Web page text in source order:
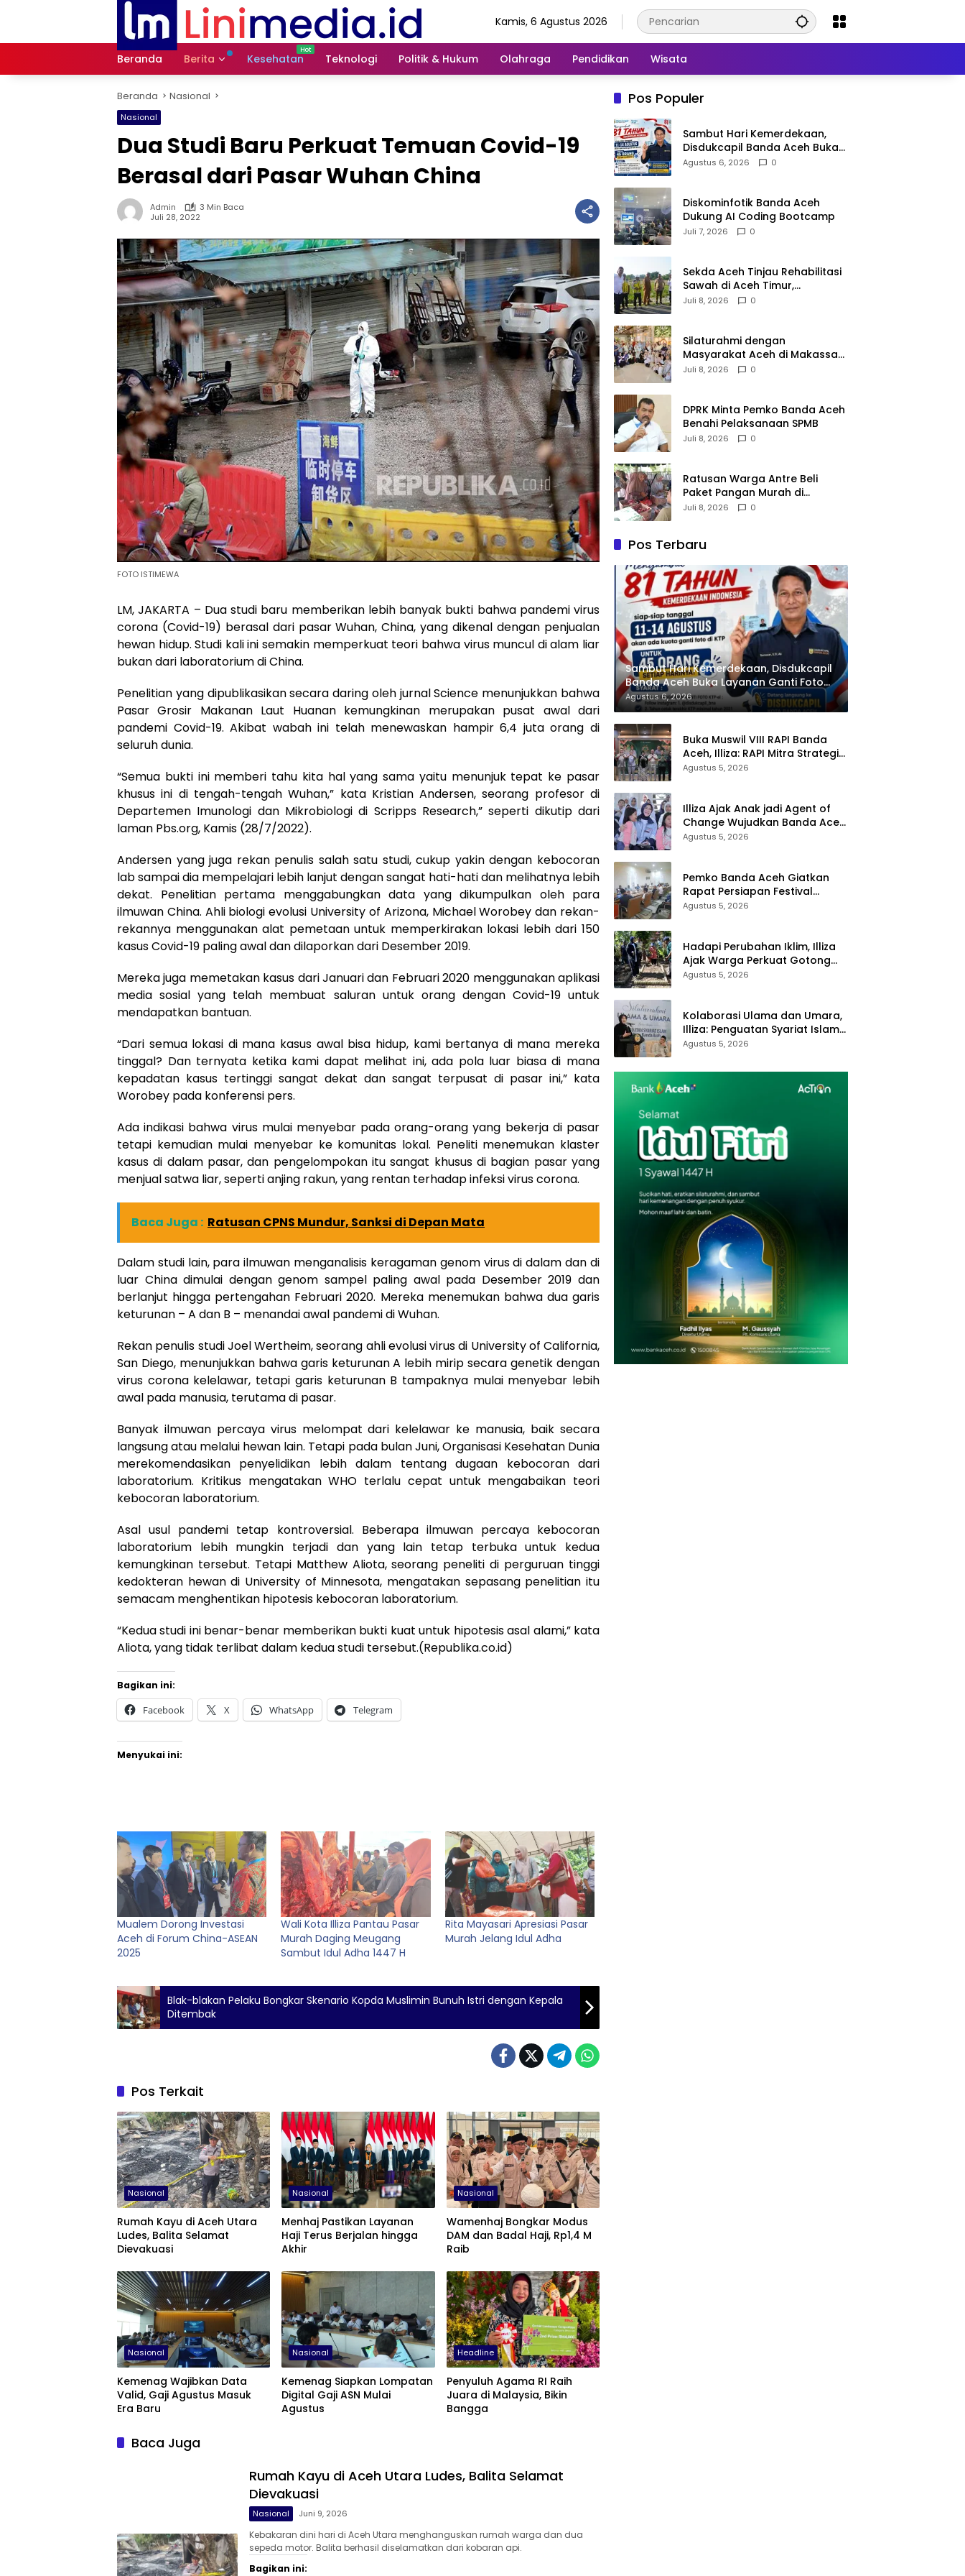
Kamis, 6 Agustus 2026
Beranda Berita Kesehatan Teknologi Politik & Hukum Olahraga Pendidikan Wisata
Beranda Nasional
Nasional
Dua Studi Baru Perkuat Temuan Covid-19
Berasal dari Pasar Wuhan China
Admin
3 Min Baca
Juli 28, 2022
FOTO ISTIMEWA
LM, JAKARTA – Dua studi baru memberikan lebih banyak bukti bahwa pandemi virus
corona (Covid-19) berasal dari pasar Wuhan, China, yang dikenal dengan penjualan
hewan hidup. Studi kali ini semakin memperkuat teori bahwa virus muncul di alam liar
bukan dari laboratorium di China.
Penelitian yang dipublikasikan secara daring oleh jurnal Science menunjukkan bahwa
Pasar Grosir Makanan Laut Huanan kemungkinan merupakan pusat awal dari
pandemi Covid-19. Akibat wabah ini telah menewaskan hampir 6,4 juta orang di
seluruh dunia.
“Semua bukti ini memberi tahu kita hal yang sama yaitu menunjuk tepat ke pasar
khusus ini di tengah-tengah Wuhan,” kata Kristian Andersen, seorang profesor di
Departemen Imunologi dan Mikrobiologi di Scripps Research,” seperti dikutip dari
laman Pbs.org, Kamis (28/7/2022).
Andersen yang juga rekan penulis salah satu studi, cukup yakin dengan kebocoran
lab sampai dia mempelajari lebih lanjut dengan sangat hati-hati dan melihatnya lebih
dekat. Penelitian pertama menggabungkan data yang dikumpulkan oleh para
ilmuwan China. Ahli biologi evolusi University of Arizona, Michael Worobey dan rekan-
rekannya menggunakan alat pemetaan untuk memperkirakan lokasi lebih dari 150
kasus Covid-19 paling awal dan dilaporkan dari Desember 2019.
Mereka juga memetakan kasus dari Januari dan Februari 2020 menggunakan aplikasi
media sosial yang telah membuat saluran untuk orang dengan Covid-19 untuk
mendapatkan bantuan.
“Dari semua lokasi di mana kasus awal bisa hidup, kami bertanya di mana mereka
tinggal? Dan ternyata ketika kami dapat melihat ini, ada pola luar biasa di mana
kepadatan kasus tertinggi sangat dekat dan sangat terpusat di pasar ini,” kata
Worobey pada konferensi pers.
Ada indikasi bahwa virus mulai menyebar pada orang-orang yang bekerja di pasar
tetapi kemudian mulai menyebar ke komunitas lokal. Peneliti menemukan klaster
kasus di dalam pasar, dan pengelompokan itu sangat khusus di bagian pasar yang
menjual satwa liar, seperti anjing rakun, yang rentan terhadap infeksi virus corona.
Baca Juga : Ratusan CPNS Mundur, Sanksi di Depan Mata
Dalam studi lain, para ilmuwan menganalisis keragaman genom virus di dalam dan di
luar China dimulai dengan genom sampel paling awal pada Desember 2019 dan
berlanjut hingga pertengahan Februari 2020. Mereka menemukan bahwa dua garis
keturunan – A dan B – menandai awal pandemi di Wuhan.
Rekan penulis studi Joel Wertheim, seorang ahli evolusi virus di University of California,
San Diego, menunjukkan bahwa garis keturunan A lebih mirip secara genetik dengan
virus corona kelelawar, tetapi garis keturunan B tampaknya mulai menyebar lebih
awal pada manusia, terutama di pasar.
Banyak ilmuwan percaya virus melompat dari kelelawar ke manusia, baik secara
langsung atau melalui hewan lain. Tetapi pada bulan Juni, Organisasi Kesehatan Dunia
merekomendasikan penyelidikan lebih dalam tentang dugaan kebocoran dari
laboratorium. Kritikus mengatakan WHO terlalu cepat untuk mengabaikan teori
kebocoran laboratorium.
Asal usul pandemi tetap kontroversial. Beberapa ilmuwan percaya kebocoran
laboratorium lebih mungkin terjadi dan yang lain tetap terbuka untuk kedua
kemungkinan tersebut. Tetapi Matthew Aliota, seorang peneliti di perguruan tinggi
kedokteran hewan di University of Minnesota, mengatakan sepasang penelitian itu
semacam menghentikan hipotesis kebocoran laboratorium.
“Kedua studi ini benar-benar memberikan bukti kuat untuk hipotesis asal alami,” kata
Aliota, yang tidak terlibat dalam kedua studi tersebut.(Republika.co.id)
Bagikan ini:
Facebook X WhatsApp Telegram
Menyukai ini:
Mualem Dorong Investasi
Aceh di Forum China-ASEAN
2025
Wali Kota Illiza Pantau Pasar
Murah Daging Meugang
Sambut Idul Adha 1447 H
Rita Mayasari Apresiasi Pasar
Murah Jelang Idul Adha
Blak-blakan Pelaku Bongkar Skenario Kopda Muslimin Bunuh Istri dengan Kepala
Ditembak
Pos Terkait
Nasional
Rumah Kayu di Aceh Utara
Ludes, Balita Selamat
Dievakuasi
Nasional
Menhaj Pastikan Layanan
Haji Terus Berjalan hingga
Akhir
Nasional
Wamenhaj Bongkar Modus
DAM dan Badal Haji, Rp1,4 M
Raib
Nasional
Kemenag Wajibkan Data
Valid, Gaji Agustus Masuk
Era Baru
Nasional
Kemenag Siapkan Lompatan
Digital Gaji ASN Mulai
Agustus
Headline
Penyuluh Agama RI Raih
Juara di Malaysia, Bikin
Bangga
Baca Juga
Rumah Kayu di Aceh Utara Ludes, Balita Selamat
Dievakuasi
Nasional Juni 9, 2026
Kebakaran dini hari di Aceh Utara menghanguskan rumah warga dan dua
sepeda motor. Balita berhasil diselamatkan dari kobaran api.
Bagikan ini:
Pos Populer
Sambut Hari Kemerdekaan,
Disdukcapil Banda Aceh Buka
Layanan Ganti Foto KTP
Agustus 6, 2026 0
Diskominfotik Banda Aceh
Dukung AI Coding Bootcamp
Juli 7, 2026 0
Sekda Aceh Tinjau Rehabilitasi
Sawah di Aceh Timur,
Targetkan Tanam Juli
Juli 8, 2026 0
Silaturahmi dengan
Masyarakat Aceh di Makassar,
Kak Na Mengaku Bangga atas
Juli 8, 2026 0
DPRK Minta Pemko Banda Aceh
Benahi Pelaksanaan SPMB
Juli 8, 2026 0
Ratusan Warga Antre Beli
Paket Pangan Murah di
Simpang Tiga
Juli 8, 2026 0
Pos Terbaru
Sambut Hari Kemerdekaan, Disdukcapil
Banda Aceh Buka Layanan Ganti Foto
KTP
Agustus 6, 2026
Buka Muswil VIII RAPI Banda
Aceh, Illiza: RAPI Mitra Strategis
Pemerintah
Agustus 5, 2026
Illiza Ajak Anak jadi Agent of
Change Wujudkan Banda Aceh
Kota Layak Anak
Agustus 5, 2026
Pemko Banda Aceh Giatkan
Rapat Persiapan Festival
Kemerdekaan di Pasar Atjeh
Agustus 5, 2026
Hadapi Perubahan Iklim, Illiza
Ajak Warga Perkuat Gotong
Royong dan Kampung Proklim
Agustus 5, 2026
Kolaborasi Ulama dan Umara,
Illiza: Penguatan Syariat Islam
Tanggung Jawab Bersama
Agustus 5, 2026